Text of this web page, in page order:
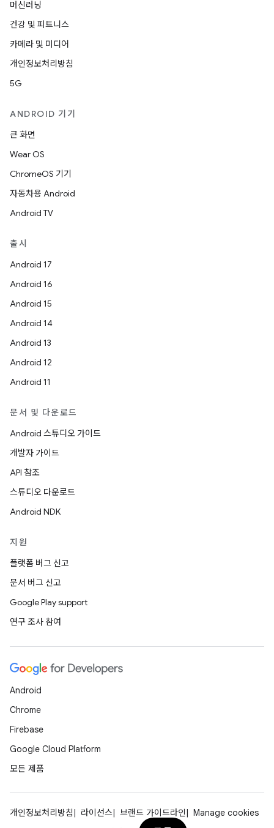
머신러닝
건강 및 피트니스
카메라 및 미디어
개인정보처리방침
5G
ANDROID 기기
큰 화면
Wear OS
ChromeOS 기기
자동차용 Android
Android TV
출시
Android 17
Android 16
Android 15
Android 14
Android 13
Android 12
Android 11
문서 및 다운로드
Android 스튜디오 가이드
개발자 가이드
API 참조
스튜디오 다운로드
Android NDK
지원
플랫폼 버그 신고
문서 버그 신고
Google Play support
연구 조사 참여
Android
Chrome
Firebase
Google Cloud Platform
모든 제품
개인정보처리방침 라이선스 브랜드 가이드라인
Manage cookies